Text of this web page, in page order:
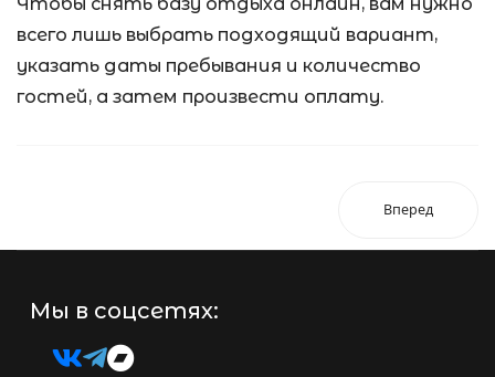
всего лишь выбрать подходящий вариант,
указать даты пребывания и количество
гостей, а затем произвести оплату.
Вперед
Мы в соцсетях: